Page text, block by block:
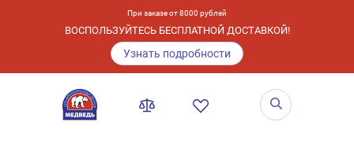
При заказе от 8000 рублей
ВОСПОЛЬЗУЙТЕСЬ БЕСПЛАТНОЙ ДОСТАВКОЙ!
Узнать подробности